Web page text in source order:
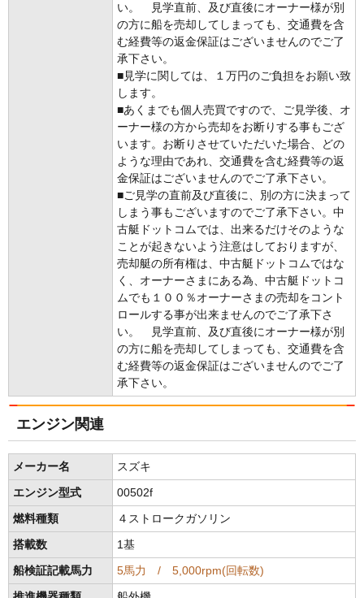
い。 見学直前、及び直後にオーナー様が別
の方に船を売却してしまっても、交通費を含
む経費等の返金保証はございませんのでご了
承下さい。
■見学に関しては、１万円のご負担をお願い致
します。
■あくまでも個人売買ですので、ご見学後、オ
ーナー様の方から売却をお断りする事もござ
います。お断りさせていただいた場合、どの
ような理由であれ、交通費を含む経費等の返
金保証はございませんのでご了承下さい。
■ご見学の直前及び直後に、別の方に決まって
しまう事もございますのでご了承下さい。中
古艇ドットコムでは、出来るだけそのような
ことが起きないよう注意はしておりますが、
売却艇の所有権は、中古艇ドットコムではな
く、オーナーさまにある為、中古艇ドットコ
ムでも１００％オーナーさまの売却をコント
ロールする事が出来ませんのでご了承下さ
い。 見学直前、及び直後にオーナー様が別
の方に船を売却してしまっても、交通費を含
む経費等の返金保証はございませんのでご了
承下さい。
エンジン関連
メーカー名 スズキ
エンジン型式 00502f
燃料種類 ４ストロークガソリン
搭載数 1基
船検証記載馬力 5馬力 / 5,000rpm(回転数)